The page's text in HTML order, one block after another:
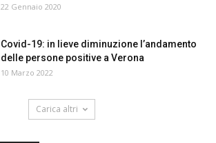
22 Gennaio 2020
Covid-19: in lieve diminuzione l’andamento
delle persone positive a Verona
10 Marzo 2022
Carica altri